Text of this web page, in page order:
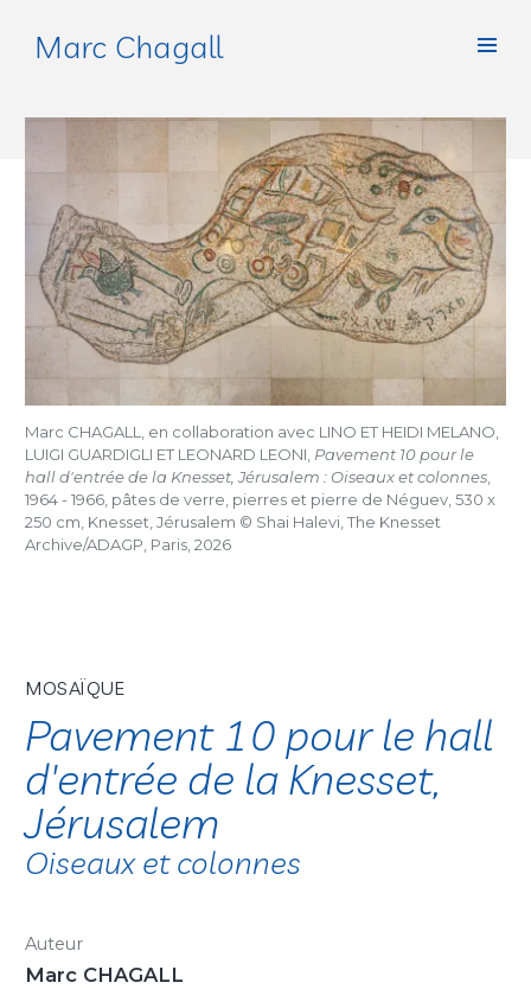
Marc Chagall
MOSAÏQUE
Pavement 10 pour le hall
d'entrée de la Knesset,
Jérusalem
Oiseaux et colonnes
Auteur
Marc CHAGALL
Marc CHAGALL, en collaboration avec LINO ET HEIDI MELANO,
LUIGI GUARDIGLI ET LEONARD LEONI, Pavement 10 pour le
hall d'entrée de la Knesset, Jérusalem : Oiseaux et colonnes,
1964 - 1966, pâtes de verre, pierres et pierre de Néguev, 530 x
250 cm, Knesset, Jérusalem © Shai Halevi, The Knesset
Archive/ADAGP, Paris, 2026